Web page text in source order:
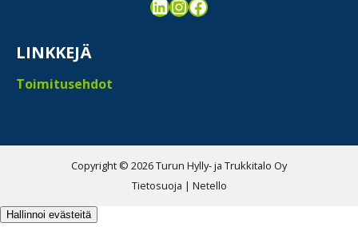
LinkedIn
Instagram
Facebook
LINKKEJÄ
Toimitusehdot
Copyright © 2026 Turun Hylly- ja Trukkitalo Oy
Tietosuoja | Netello
Hallinnoi evästeitä